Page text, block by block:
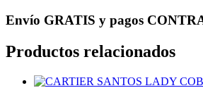
Envío GRATIS y pagos
Productos relacionados